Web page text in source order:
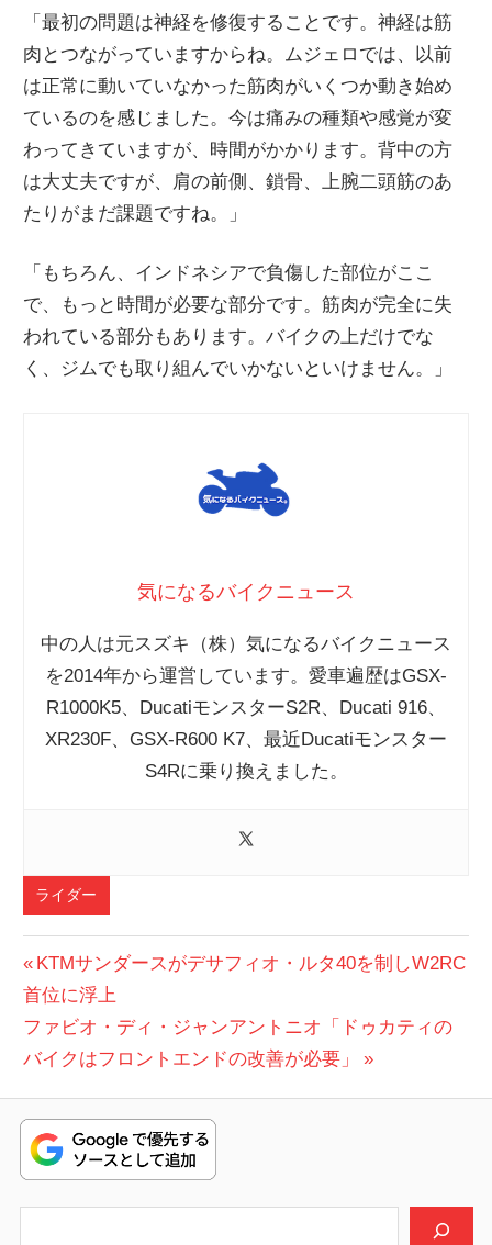
「最初の問題は神経を修復することです。神経は筋
肉とつながっていますからね。ムジェロでは、以前
は正常に動いていなかった筋肉がいくつか動き始め
ているのを感じました。今は痛みの種類や感覚が変
わってきていますが、時間がかかります。背中の方
は大丈夫ですが、肩の前側、鎖骨、上腕二頭筋のあ
たりがまだ課題ですね。」
「もちろん、インドネシアで負傷した部位がここ
で、もっと時間が必要な部分です。筋肉が完全に失
われている部分もあります。バイクの上だけでな
く、ジムでも取り組んでいかないといけません。」
気になるバイクニュース
中の人は元スズキ（株）気になるバイクニュース
を2014年から運営しています。愛車遍歴はGSX-
R1000K5、DucatiモンスターS2R、Ducati 916、
XR230F、GSX-R600 K7、最近Ducatiモンスター
S4Rに乗り換えました。
ライダー
DUCATI
MOTOGP
ハ
ン
リ
GP
ト
投
稿
ナ
ビ
ゲ
ー
前
の
投
稿:
KTMサンダースがデサフィオ・ルタ40を制しW2RC
首位に浮上
次
の
稿:
ファビオ・ディ・ジャンアントニオ「ドゥカティの
バイクはフロントエンドの改善が必要」